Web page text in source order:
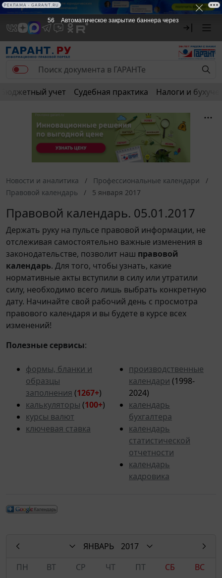
Бюджетный учет Судебная практика Налоги и
Новости и аналитика
Профессиональные календари
Правовой календарь
5 января 2017
Правовой календарь. 05.01.2017
Держать руку на пульсе правовой информации, не
отслеживая самостоятельно важные изменения в
законодательстве, позволит наш правовой
календарь. Для того, чтобы узнать, какие
нормативные акты вступили в силу или утратили
силу, необходимо всего лишь выбрать конкретную
дату. Начинайте свой рабочий день с просмотра
правового календаря и вы будете в курсе всех
изменений!
Полезные сервисы:
формы, бланки и
образцы
заполнения (1267+)
калькуляторы (100+)
курсы валют
ключевая ставка
производственные
календари (1998-
2024)
календарь
бухгалтера
календарь
статистической
отчетности
календарь
кадровика
ЯНВАРЬ
2017
ПН
ВТ СР ЧТ ПТ СБ
ВС
56 Автоматическое закрытие баннера через
РЕКЛАМА • GARANT.RU